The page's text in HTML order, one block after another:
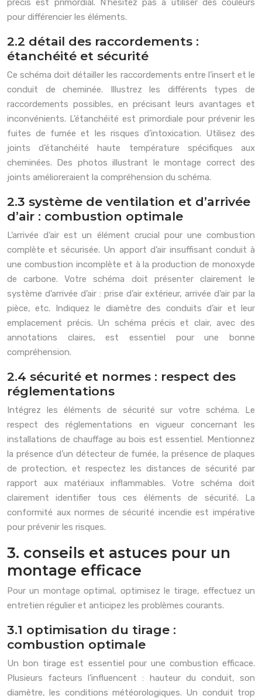
précis est primordial. N’hésitez pas à utiliser des couleurs
pour différencier les éléments.
2.2 détail des raccordements :
étanchéité et sécurité
Ce schéma doit détailler les raccordements entre l’insert et le
conduit de cheminée. Illustrez les différents types de
raccordements possibles, en précisant leurs avantages et
inconvénients. L’étanchéité est primordiale pour prévenir les
fuites de fumée et les risques d’intoxication. Utilisez des
joints d’étanchéité haute température spécifiques aux
cheminées. Des photos illustrant le montage correct des
joints amélioreraient la compréhension du schéma.
2.3 système de ventilation et d’arrivée
d’air : combustion optimale
L’arrivée d’air est un élément crucial pour une combustion
complète et sécurisée. Un apport d’air insuffisant conduit à
une combustion incomplète et à la production de monoxyde
de carbone. Votre schéma doit présenter clairement le
système d’arrivée d’air : prise d’air extérieur, arrivée d’air par la
pièce, etc. Indiquez le diamètre des conduits d’air et leur
emplacement précis. Un schéma précis et clair, avec des
annotations claires, est essentiel pour une bonne
compréhension.
2.4 sécurité et normes : respect des
réglementations
Intégrez les éléments de sécurité sur votre schéma. Le
respect des réglementations en vigueur concernant les
installations de chauffage au bois est essentiel. Mentionnez
la présence d’un détecteur de fumée, la présence de plaques
de protection, et respectez les distances de sécurité par
rapport aux matériaux inflammables. Votre schéma doit
clairement identifier tous ces éléments de sécurité. La
conformité aux normes de sécurité incendie est impérative
pour prévenir les risques.
3. conseils et astuces pour un
montage efficace
Pour un montage optimal, optimisez le tirage, effectuez un
entretien régulier et anticipez les problèmes courants.
3.1 optimisation du tirage :
combustion optimale
Un bon tirage est essentiel pour une combustion efficace.
Plusieurs facteurs l’influencent : hauteur du conduit, son
diamètre, les conditions météorologiques. Un conduit trop